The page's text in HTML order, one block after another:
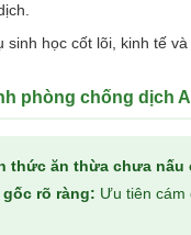
học cốt lõi, kinh tế
phòng chống dịch
thức ăn thừa chưa nấu
rõ ràng: Ưu tiên cám